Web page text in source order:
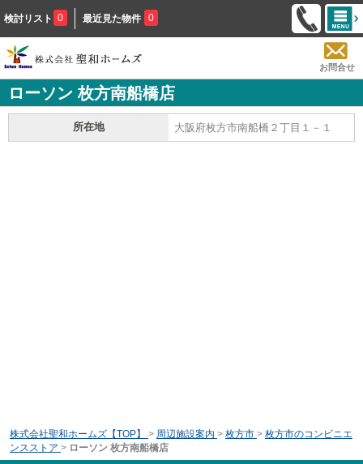
検討リスト 0 最近見た物件 0
お問合せ
ローソン 枚方南船橋店
所在地 大阪府枚方市南船橋２丁目１－１
株式会社聖和ホームズ【TOP】 > 周辺施設案内 > 枚方市 > 枚方市のコンビニエ
ンスストア > ローソン 枚方南船橋店